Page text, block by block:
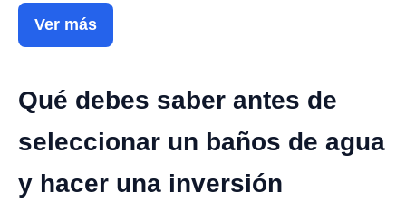
Ver más
Qué debes saber antes de
seleccionar un baños de agua
y hacer una inversión